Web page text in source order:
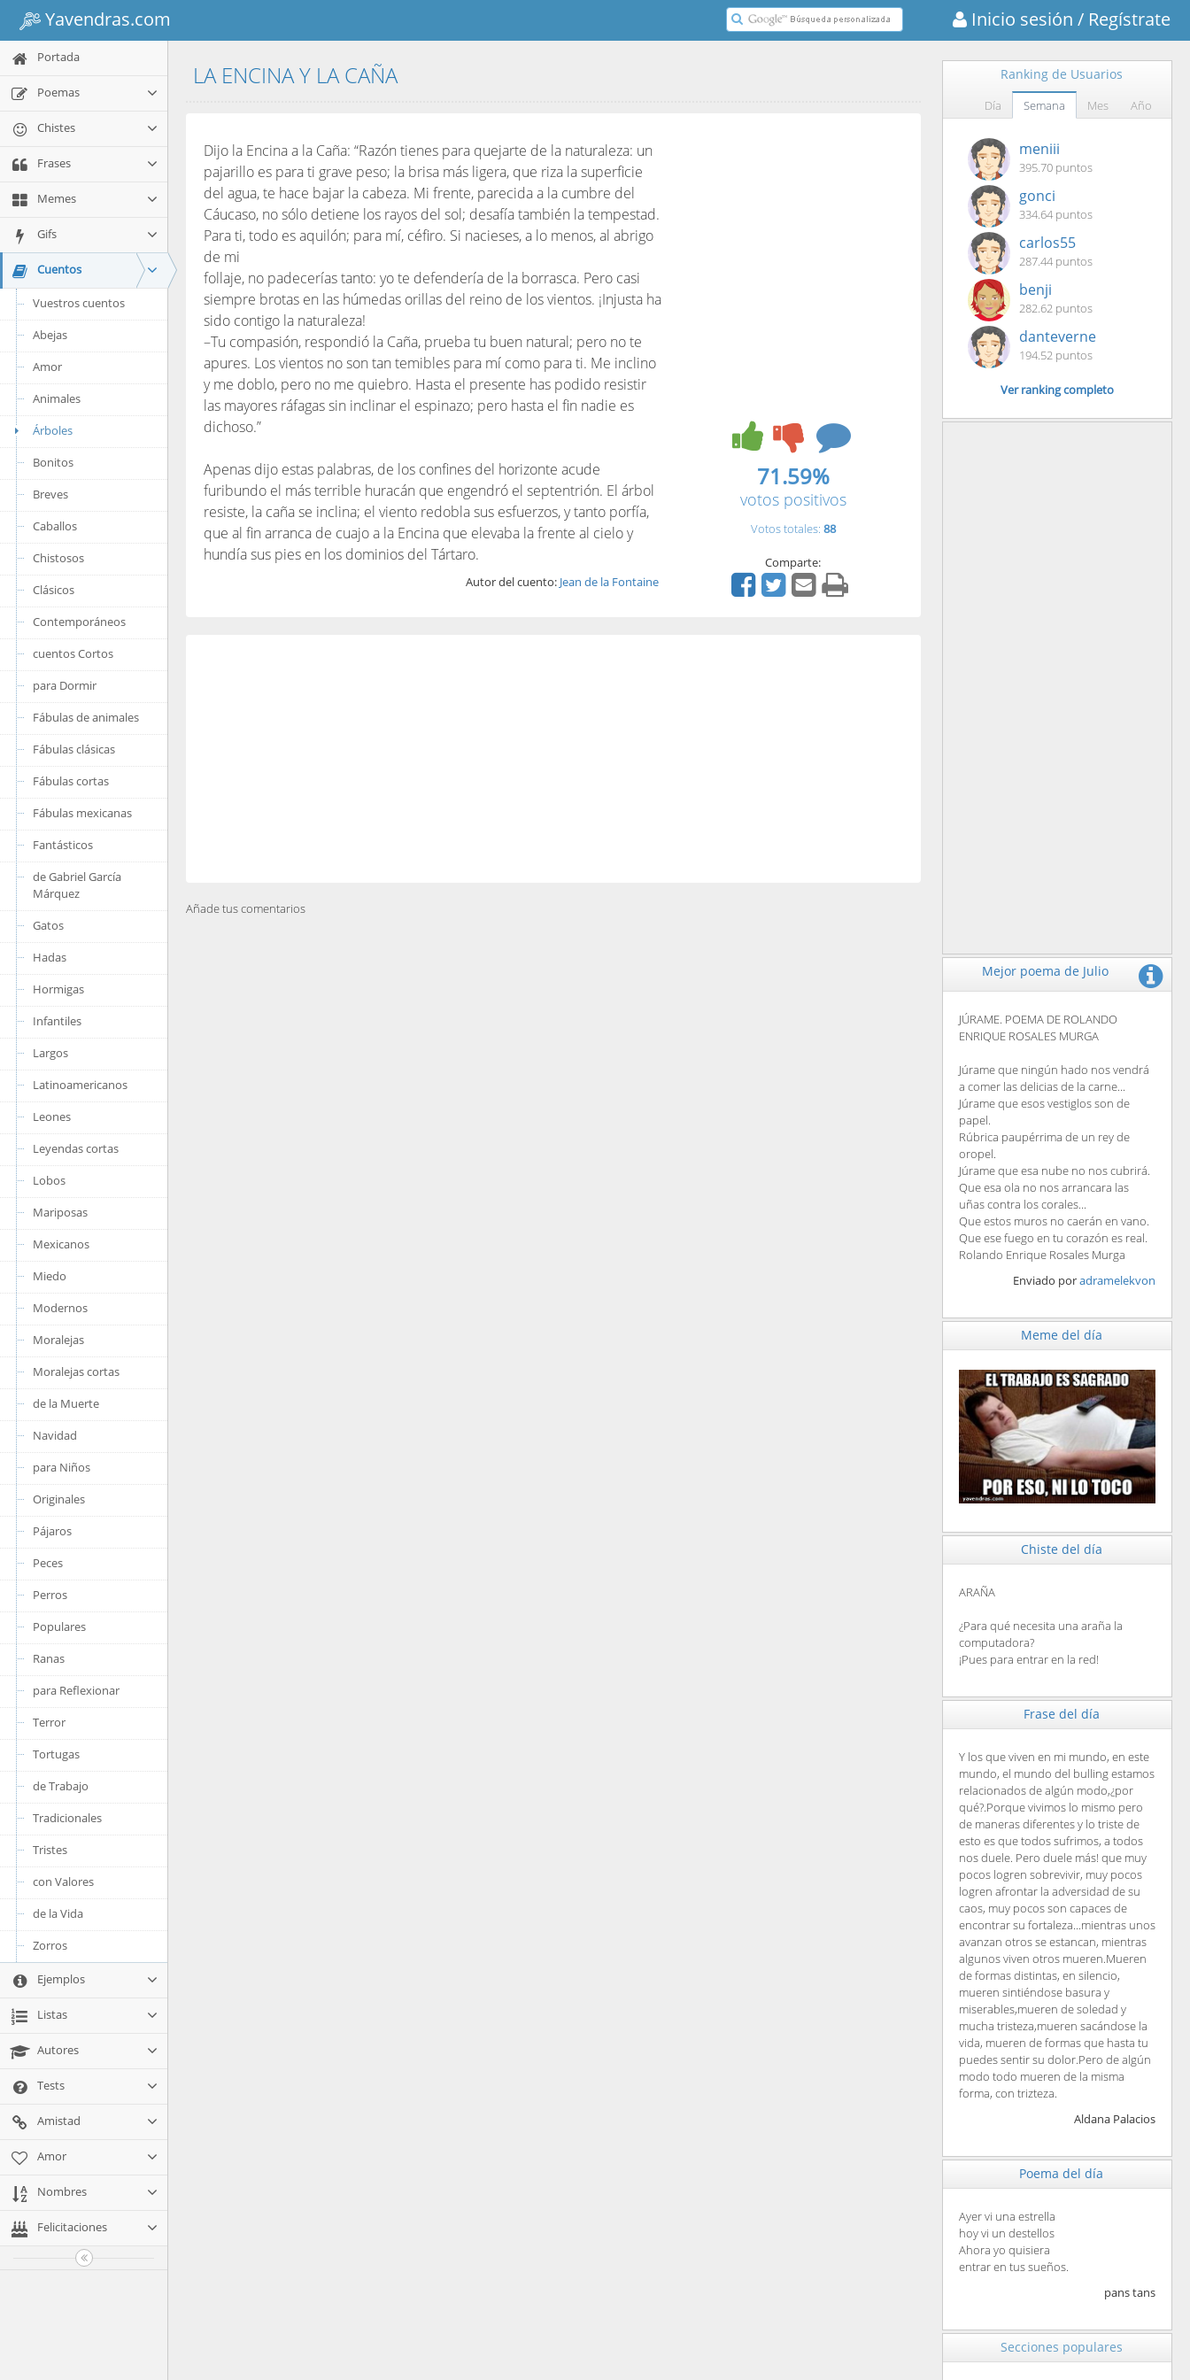
Yavendras.com Inicio sesión / Regístrate
Portada
Poemas
Chistes
Frases
Memes
Gifs
Cuentos
Vuestros cuentos
Abejas
Amor
Animales
Árboles
Bonitos
Breves
Caballos
Chistosos
Clásicos
Contemporáneos
cuentos Cortos
para Dormir
Fábulas de animales
Fábulas clásicas
Fábulas cortas
Fábulas mexicanas
Fantásticos
de Gabriel García
Márquez
Gatos
Hadas
Hormigas
Infantiles
Largos
Latinoamericanos
Leones
Leyendas cortas
Lobos
Mariposas
Mexicanos
Miedo
Modernos
Moralejas
Moralejas cortas
de la Muerte
Navidad
para Niños
Originales
Pájaros
Peces
Perros
Populares
Ranas
para Reflexionar
Terror
Tortugas
de Trabajo
Tradicionales
Tristes
con Valores
de la Vida
Zorros
Ejemplos
Listas
Autores
Tests
Amistad
Amor
Nombres
Felicitaciones
LA ENCINA Y LA CAÑA
Dijo la Encina a la Caña: “Razón tienes para quejarte de la naturaleza: un
pajarillo es para ti grave peso; la brisa más ligera, que riza la superficie
del agua, te hace bajar la cabeza. Mi frente, parecida a la cumbre del
Cáucaso, no sólo detiene los rayos del sol; desafía también la tempestad.
Para ti, todo es aquilón; para mí, céfiro. Si nacieses, a lo menos, al abrigo
de mi
follaje, no padecerías tanto: yo te defendería de la borrasca. Pero casi
siempre brotas en las húmedas orillas del reino de los vientos. ¡Injusta ha
sido contigo la naturaleza!
–Tu compasión, respondió la Caña, prueba tu buen natural; pero no te
apures. Los vientos no son tan temibles para mí como para ti. Me inclino
y me doblo, pero no me quiebro. Hasta el presente has podido resistir
las mayores ráfagas sin inclinar el espinazo; pero hasta el fin nadie es
dichoso.”
Apenas dijo estas palabras, de los confines del horizonte acude
furibundo el más terrible huracán que engendró el septentrión. El árbol
resiste, la caña se inclina; el viento redobla sus esfuerzos, y tanto porfía,
que al fin arranca de cuajo a la Encina que elevaba la frente al cielo y
hundía sus pies en los dominios del Tártaro.
Autor del cuento: Jean de la Fontaine
71.59%
votos positivos
Votos totales: 88
Comparte:
Añade tus comentarios
Ranking de Usuarios
Día Semana Mes Año
meniii
395.70 puntos
gonci
334.64 puntos
carlos55
287.44 puntos
benji
282.62 puntos
danteverne
194.52 puntos
Ver ranking completo
Mejor poema de Julio
JÚRAME. POEMA DE ROLANDO
ENRIQUE ROSALES MURGA
Júrame que ningún hado nos vendrá
a comer las delicias de la carne...
Júrame que esos vestiglos son de
papel.
Rúbrica paupérrima de un rey de
oropel.
Júrame que esa nube no nos cubrirá.
Que esa ola no nos arrancara las
uñas contra los corales...
Que estos muros no caerán en vano.
Que ese fuego en tu corazón es real.
Rolando Enrique Rosales Murga
Enviado poradramelekvon
Meme del día
Chiste del día
ARAÑA
¿Para qué necesita una araña la
computadora?
¡Pues para entrar en la red!
Frase del día
Y los que viven en mi mundo, en este
mundo, el mundo del bulling estamos
relacionados de algún modo,¿por
qué?.Porque vivimos lo mismo pero
de maneras diferentes y lo triste de
esto es que todos sufrimos, a todos
nos duele. Pero duele más! que muy
pocos logren sobrevivir, muy pocos
logren afrontar la adversidad de su
caos, muy pocos son capaces de
encontrar su fortaleza...mientras unos
avanzan otros se estancan, mientras
algunos viven otros mueren.Mueren
de formas distintas, en silencio,
mueren sintiéndose basura y
miserables,mueren de soledad y
mucha tristeza,mueren sacándose la
vida, mueren de formas que hasta tu
puedes sentir su dolor.Pero de algún
modo todo mueren de la misma
forma, con trizteza.
Aldana Palacios
Poema del día
Ayer vi una estrella
hoy vi un destellos
Ahora yo quisiera
entrar en tus sueños.
pans tans
Secciones populares